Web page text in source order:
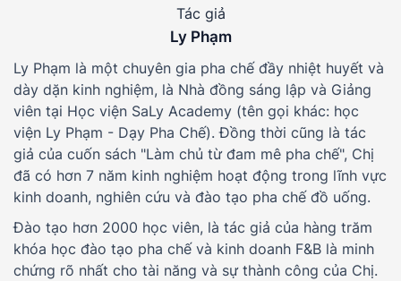
Tác giả
Ly Phạm
Ly Phạm là một chuyên gia pha chế đầy nhiệt huyết và
dày dặn kinh nghiệm, là Nhà đồng sáng lập và Giảng
viên tại Học viện SaLy Academy (tên gọi khác: học
viện Ly Phạm - Dạy Pha Chế). Đồng thời cũng là tác
giả của cuốn sách "Làm chủ từ đam mê pha chế", Chị
đã có hơn 7 năm kinh nghiệm hoạt động trong lĩnh vực
kinh doanh, nghiên cứu và đào tạo pha chế đồ uống.
Đào tạo hơn 2000 học viên, là tác giả của hàng trăm
khóa học đào tạo pha chế và kinh doanh F&B là minh
chứng rõ nhất cho tài năng và sự thành công của Chị.